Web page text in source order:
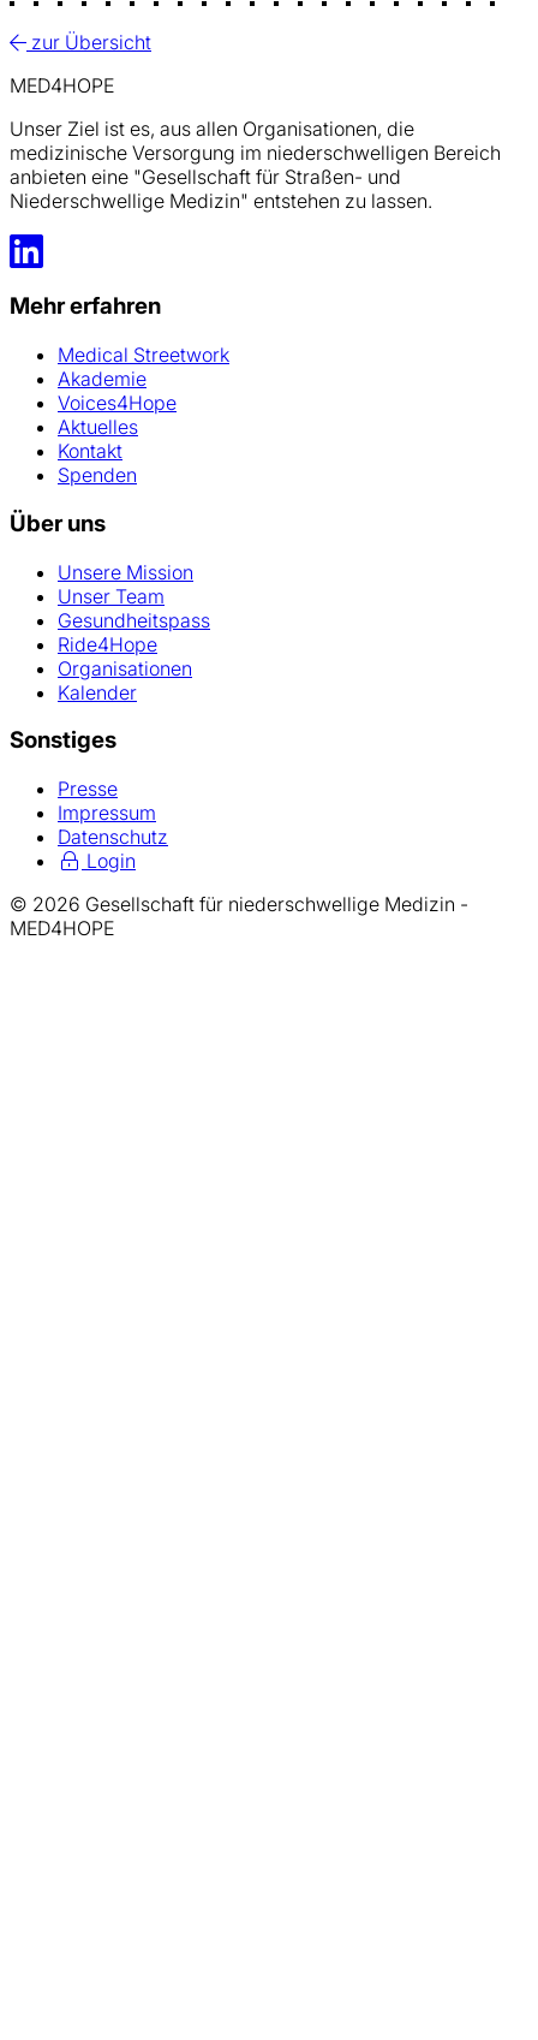
zur Übersicht
MED4HOPE
Unser Ziel ist es, aus allen Organisationen, die
medizinische Versorgung im niederschwelligen Bereich
anbieten eine "Gesellschaft für Straßen- und
Niederschwellige Medizin" entstehen zu lassen.
LinkedIn
Mehr erfahren
Medical Streetwork
Akademie
Voices4Hope
Aktuelles
Kontakt
Spenden
Über uns
Unsere Mission
Unser Team
Gesundheitspass
Ride4Hope
Organisationen
Kalender
Sonstiges
Presse
Impressum
Datenschutz
Login
© 2026 Gesellschaft für niederschwellige Medizin -
MED4HOPE